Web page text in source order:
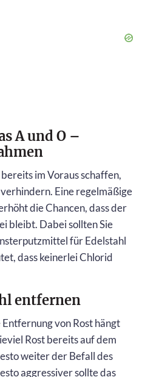
A und O –
im Voraus schaffen,
Eine regelmäßige
die Chancen, dass der
bleibt. Dabei sollten Sie
für Edelstahl
dass keinerlei Chlorid
entfernen
von Rost hängt
Rost bereits auf dem
weiter der Befall des
aggressiver sollte das